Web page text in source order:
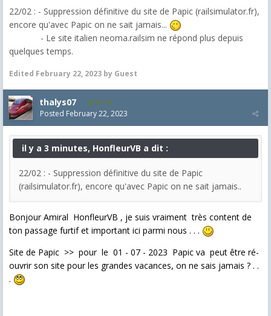
22/02 : - Suppression définitive du site de Papic (railsimulator.fr),
encore qu'avec Papic on ne sait jamais...
- Le site italien neoma.railsim ne répond plus depuis
quelques temps.
Edited February 22, 2023 by Guest
thalys07 8,174
Posted February 22, 2023
il y a 3 minutes, HonfleurVB a dit :
22/02 : - Suppression définitive du site de Papic
(railsimulator.fr), encore qu'avec Papic on ne sait jamais..
Bonjour Amiral HonfleurVB , je suis vraiment très content de
ton passage furtif et important ici parmi nous . . .
Site de Papic >> pour le 01 - 07 - 2023 Papic va peut être ré-
ouvrir son site pour les grandes vacances, on ne sais jamais ? . .
.